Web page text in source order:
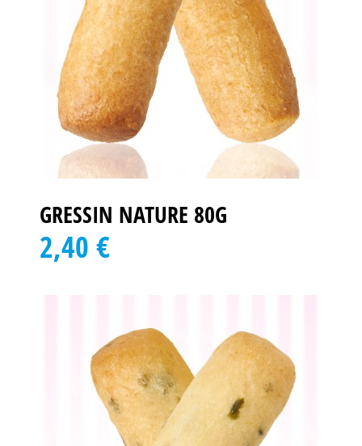
GRESSIN NATURE 80G
2,40 €